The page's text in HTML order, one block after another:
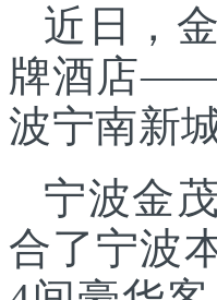
近日，
牌酒店——
波宁南新
宁波金
合了宁波